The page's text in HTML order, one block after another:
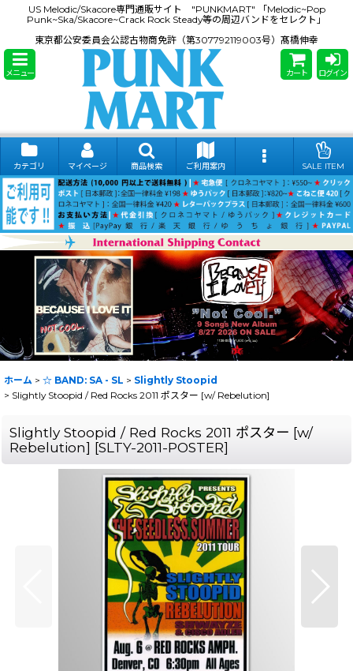
US Melodic/Skacore専門通販サイト "PUNKMART" 「Melodic~Pop
Punk~Ska/Skacore~Crack Rock Steady等の周辺バンドをセレクト」
東京都公安委員会公認古物商免許（第307792119003号）髙橋伸幸
メニュー カート ログイン
カテゴリ マイページ 商品検索 ご利用案内 SALE ITEM
ホーム > ☆ BAND: SA - SL > Slightly Stoopid
> Slightly Stoopid / Red Rocks 2011 ポスター [w/ Rebelution]
Slightly Stoopid / Red Rocks 2011 ポスター [w/
Rebelution] [SLTY-2011-POSTER]